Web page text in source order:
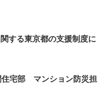
する東京都の支援制度に
宅部 マンション防災担